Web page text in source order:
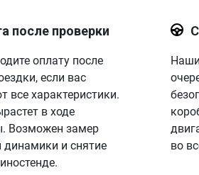
после проверки
оплату после
если вас
все характеристики.
в ходе
Возможен замер
динамики и снятие
во